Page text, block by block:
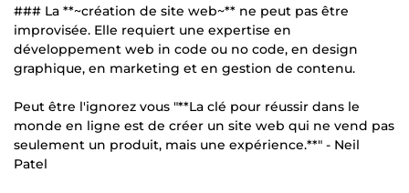
### La **~création de site web~** ne peut pas être
improvisée. Elle requiert une expertise en
développement web in code ou no code, en design
graphique, en marketing et en gestion de contenu.
Peut être l'ignorez vous "**La clé pour réussir dans le
monde en ligne est de créer un site web qui ne vend pas
seulement un produit, mais une expérience.**" - Neil
Patel